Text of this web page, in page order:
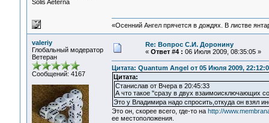
Solis Aeterna
«Осенний Ангел прячется в дождях. В листве
valeriy
Глобальный модератор
Ветеран
Сообщений: 4167
Re: Вопрос С.И. Доронину
« Ответ #4 : 06 Июля 2009, 08:35:05 »
Цитата: Quantum Angel от 05 Июля 2009,
Цитата:
Станислав от Вчера в 20:45:33
А что такое "сразу в двух взаимоисключающих
Это у Владимира надо спросить,откуда он взял
Это он, скорее всего, где-то на http://
ее местоположения.